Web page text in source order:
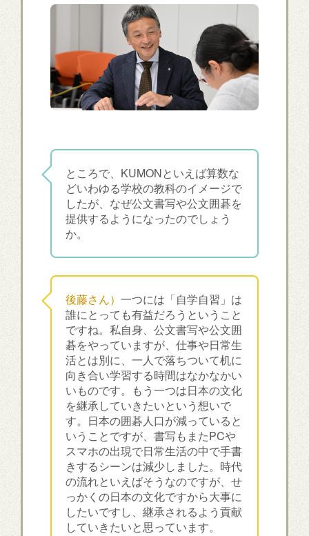
ところで、KUMONといえば算数な
どいわゆる学校の教科のイメージで
したが、なぜ公文書写や公文囲碁を
提供するようになったのでしょう
か。
後藤さん） 一つには「自学自習」は
誰にとっても有益だろうということ
ですね。私自身、公文書写や公文囲
碁をやっていますが、仕事や日常生
活とは別に、一人で落ちついて机に
向き合い学習する時間はなかなかい
いものです。もう一つは日本の文化
を継承していきたいという想いで
す。日本の囲碁人口が減っていると
いうことですが、書写もまたPCや
スマホの出現で日常生活の中で手書
きするシーンは減少しました。時代
の流れといえばそうなのですが、せ
っかくの日本の文化ですから大事に
したいですし、継承されるよう貢献
していきたいと思っています。